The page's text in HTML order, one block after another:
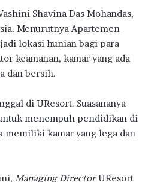
Shavina Das Mohandas,
Menurutnya Apartemen
lokasi hunian bagi para
keamanan, kamar yang ada
dan bersih.
di UResort. Suasananya
menempuh pendidikan di
memiliki kamar yang lega dan
Managing DirectorUResort